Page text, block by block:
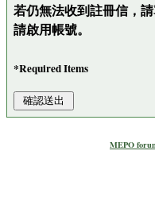
若仍無法收到註冊信，請
請啟用帳號。
*Required Items
MEPO